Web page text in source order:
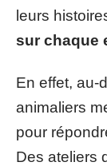
leurs
sur chaque
En effet, au-
animaliers
pour
Des ateliers